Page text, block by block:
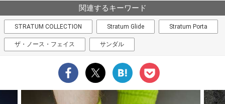
関連するキーワード
STRATUM COLLECTION Stratum Glide Stratum Porta
ザ・ノース・フェイス サンダル